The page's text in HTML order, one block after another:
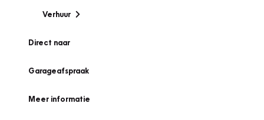
Verhuur
Direct naar
Garageafspraak
Meer informatie